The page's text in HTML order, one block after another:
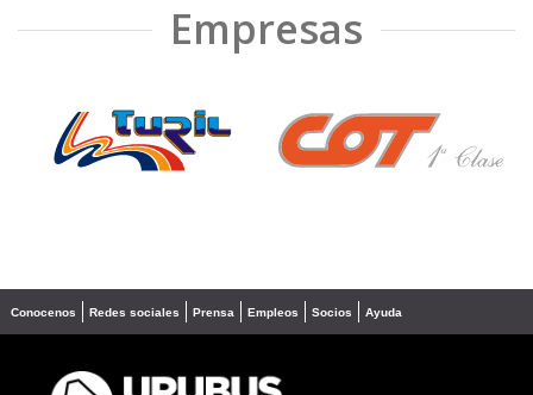
Empresas
❮ ❯
Conocenos Redes sociales Prensa Empleos Socios Ayuda